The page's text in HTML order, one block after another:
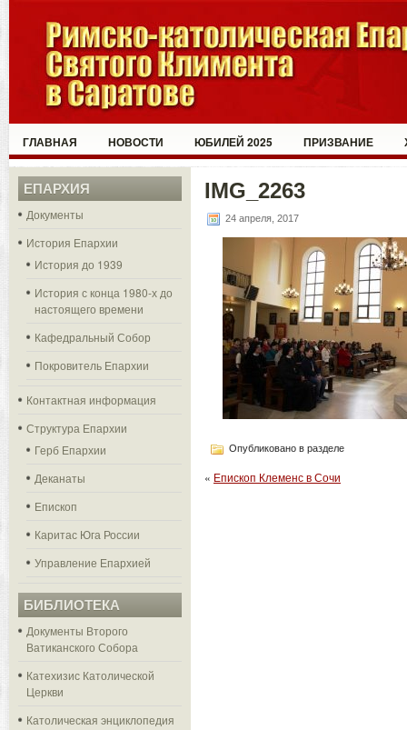
ГЛАВНАЯ НОВОСТИ ЮБИЛЕЙ 2025 ПРИЗВАНИЕ
ЕПАРХИЯ
Документы
История Епархии
История до 1939
История с конца 1980-х до
настоящего времени
Кафедральный Собор
Покровитель Епархии
Контактная информация
Структура Епархии
Герб Епархии
Деканаты
Епископ
Каритас Юга России
Управление Епархией
БИБЛИОТЕКА
Документы Второго
Ватиканского Собора
Катехизис Католической
Церкви
Католическая энциклопедия
IMG_2263
24 апреля, 2017
Опубликовано в разделе
« Епископ Клеменс в Сочи